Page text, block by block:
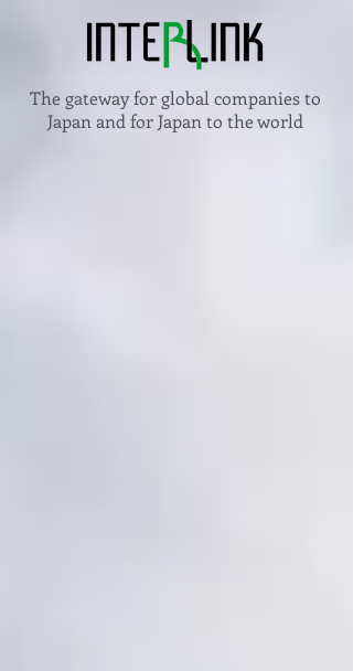
The gateway for global companies to
Japan and for Japan to the world